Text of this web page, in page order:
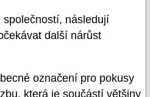
následují
další nárůst
označení pro pokusy
která je součástí většiny